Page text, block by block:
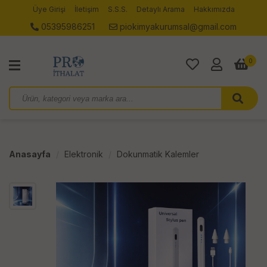
Üye Girişi İletişim S.S.S. Detaylı Arama Hakkımızda
05395986251 piokimyakurumsal@gmail.com
0
Anasayfa Elektronik Dokunmatik Kalemler